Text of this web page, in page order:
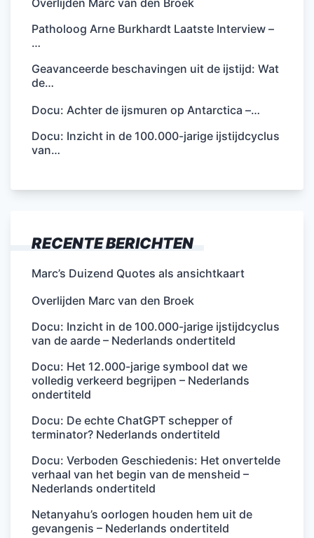
Patholoog Arne Burkhardt Laatste Interview –
…
Geavanceerde beschavingen uit de ijstijd: Wat
de…
Docu: Achter de ijsmuren op Antarctica –…
Docu: Inzicht in de 100.000-jarige ijstijdcyclus
van…
RECENTE BERICHTEN
Marc’s Duizend Quotes als ansichtkaart
Overlijden Marc van den Broek
Docu: Inzicht in de 100.000-jarige ijstijdcyclus
van de aarde – Nederlands ondertiteld
Docu: Het 12.000-jarige symbool dat we
volledig verkeerd begrijpen – Nederlands
ondertiteld
Docu: De echte ChatGPT schepper of
terminator? Nederlands ondertiteld
Docu: Verboden Geschiedenis: Het onvertelde
verhaal van het begin van de mensheid –
Nederlands ondertiteld
Netanyahu’s oorlogen houden hem uit de
gevangenis – Nederlands ondertiteld